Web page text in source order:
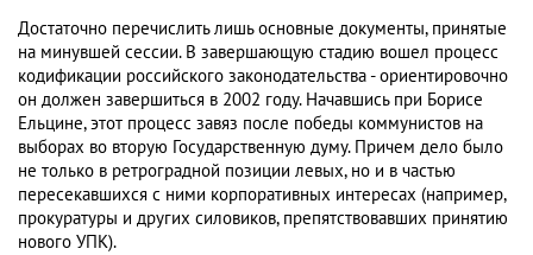
Достаточно перечислить лишь основные документы, принятые
на минувшей сессии. В завершающую стадию вошел процесс
кодификации российского законодательства - ориентировочно
он должен завершиться в 2002 году. Начавшись при Борисе
Ельцине, этот процесс завяз после победы коммунистов на
выборах во вторую Государственную думу. Причем дело было
не только в ретроградной позиции левых, но и в частью
пересекавшихся с ними корпоративных интересах (например,
прокуратуры и других силовиков, препятствовавших принятию
нового УПК).